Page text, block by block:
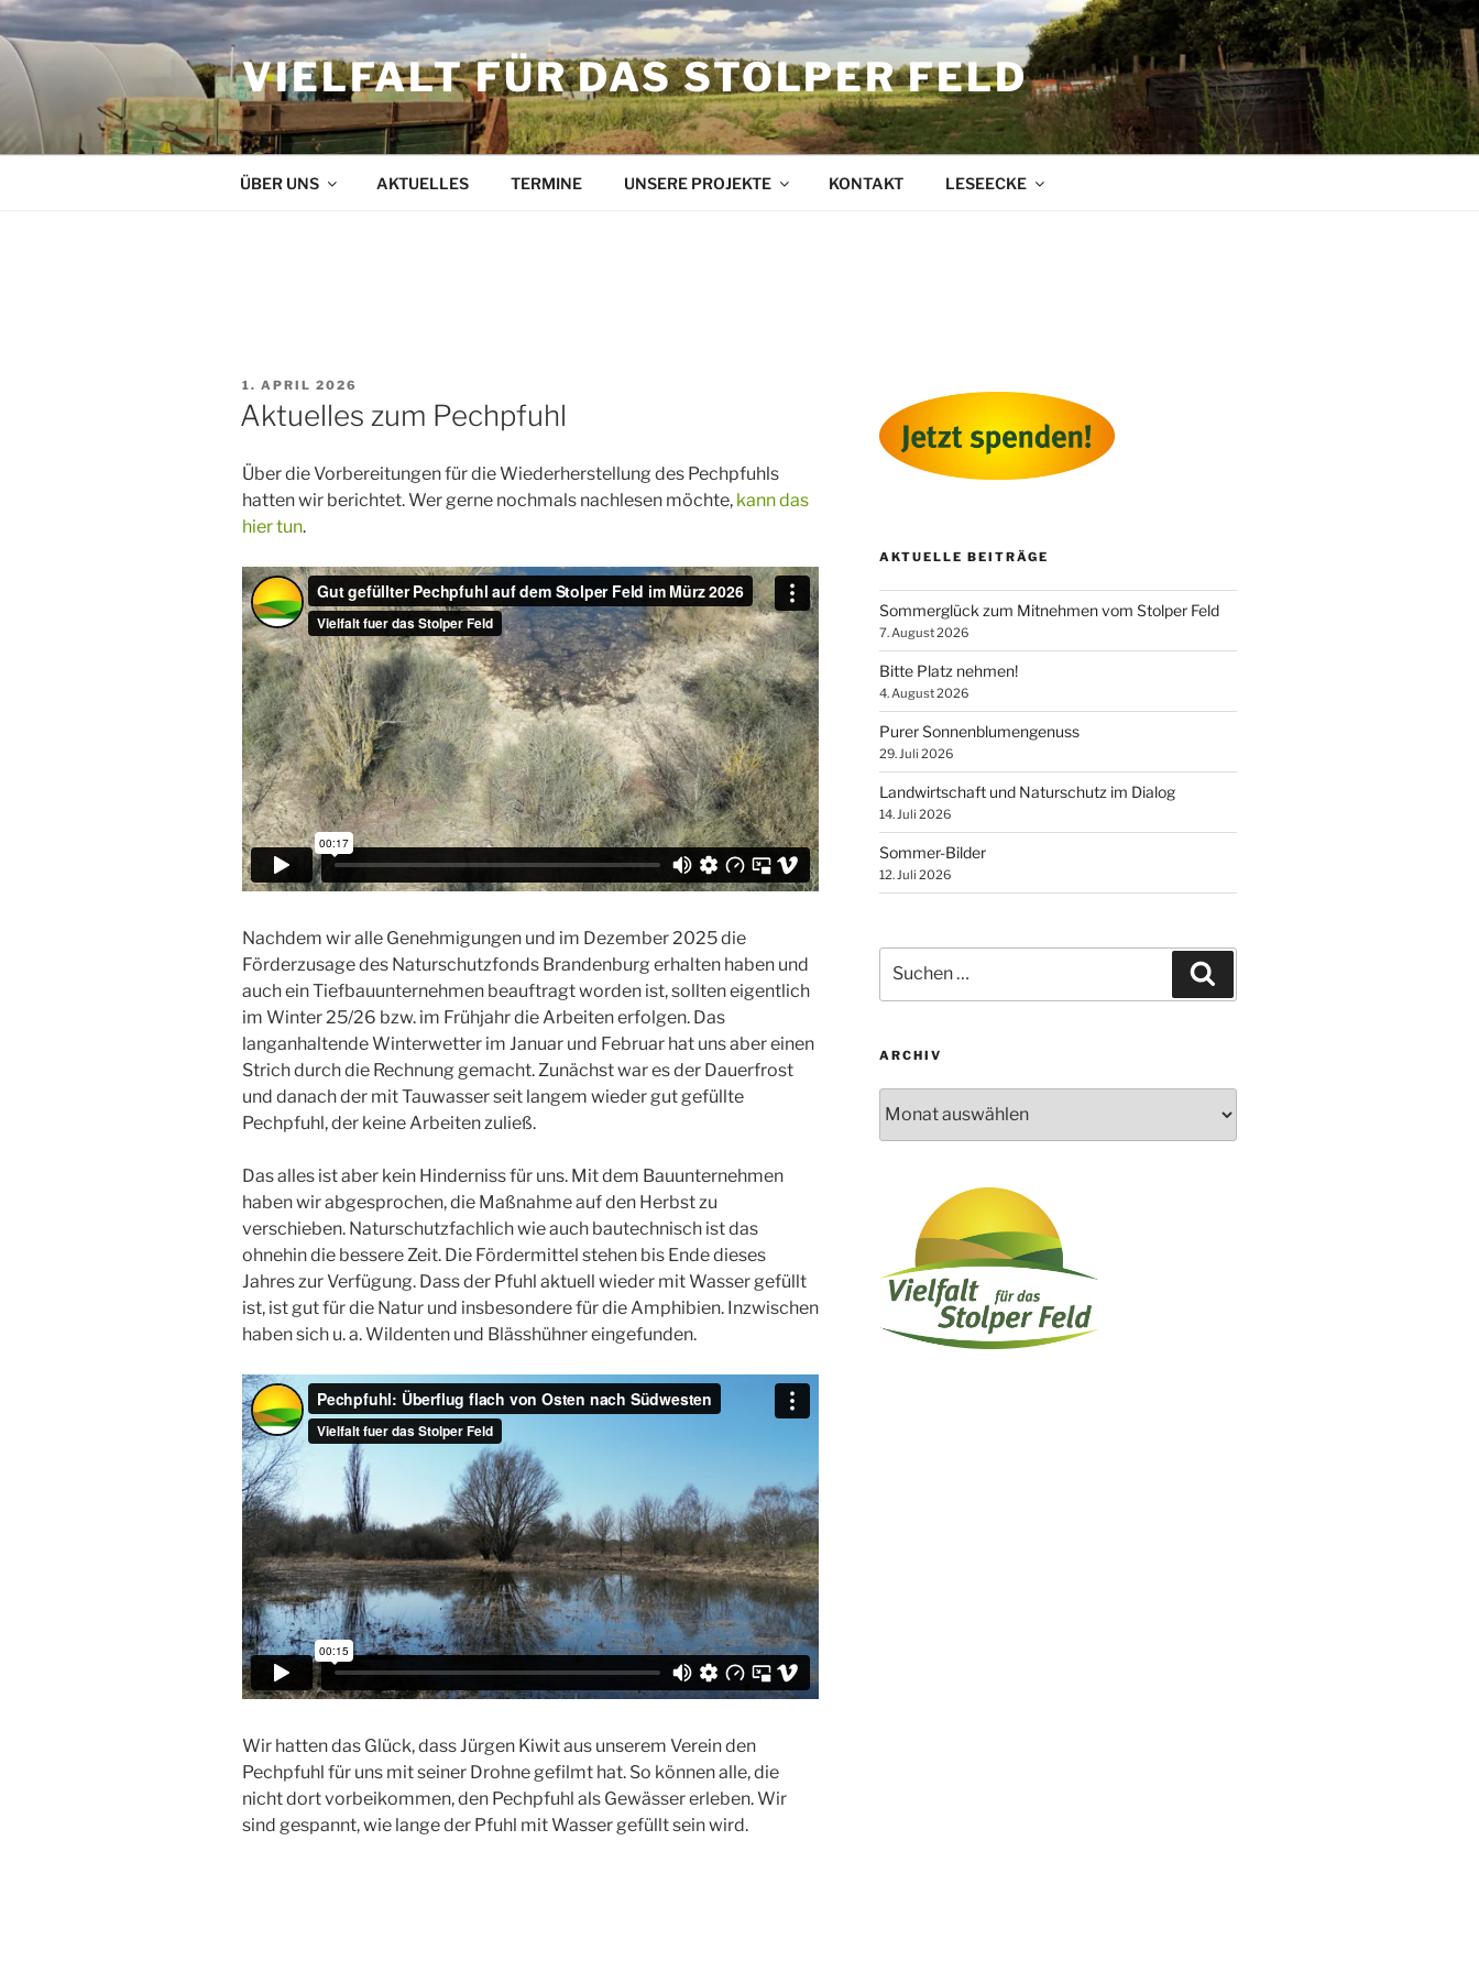
Zum
Inhalt
springen
VIELFALT FÜR DAS STOLPER FELD
ÜBER UNS AKTUELLES TERMINE UNSERE PROJEKTE KONTAKT LESEECKE
VERÖFFENTLICHT
AM
1. APRIL 2026
Aktuelles zum Pechpfuhl
Über die Vorbereitungen für die Wiederherstellung des Pechpfuhls
hatten wir berichtet. Wer gerne nochmals nachlesen möchte, kann das
hier tun.
Nachdem wir alle Genehmigungen und im Dezember 2025 die
Förderzusage des Naturschutzfonds Brandenburg erhalten haben und
auch ein Tiefbauunternehmen beauftragt worden ist, sollten eigentlich
im Winter 25/26 bzw. im Frühjahr die Arbeiten erfolgen. Das
langanhaltende Winterwetter im Januar und Februar hat uns aber einen
Strich durch die Rechnung gemacht. Zunächst war es der Dauerfrost
und danach der mit Tauwasser seit langem wieder gut gefüllte
Pechpfuhl, der keine Arbeiten zuließ.
Das alles ist aber kein Hinderniss für uns. Mit dem Bauunternehmen
haben wir abgesprochen, die Maßnahme auf den Herbst zu
verschieben. Naturschutzfachlich wie auch bautechnisch ist das
ohnehin die bessere Zeit. Die Fördermittel stehen bis Ende dieses
Jahres zur Verfügung. Dass der Pfuhl aktuell wieder mit Wasser gefüllt
ist, ist gut für die Natur und insbesondere für die Amphibien. Inzwischen
haben sich u. a. Wildenten und Blässhühner eingefunden.
Wir hatten das Glück, dass Jürgen Kiwit aus unserem Verein den
Pechpfuhl für uns mit seiner Drohne gefilmt hat. So können alle, die
nicht dort vorbeikommen, den Pechpfuhl als Gewässer erleben. Wir
sind gespannt, wie lange der Pfuhl mit Wasser gefüllt sein wird.
AKTUELLE BEITRÄGE
Sommerglück zum Mitnehmen vom Stolper Feld
7. August 2026
Bitte Platz nehmen!
4. August 2026
Purer Sonnenblumengenuss
29. Juli 2026
Landwirtschaft und Naturschutz im Dialog
14. Juli 2026
Sommer-Bilder
12. Juli 2026
nach:
ARCHIV